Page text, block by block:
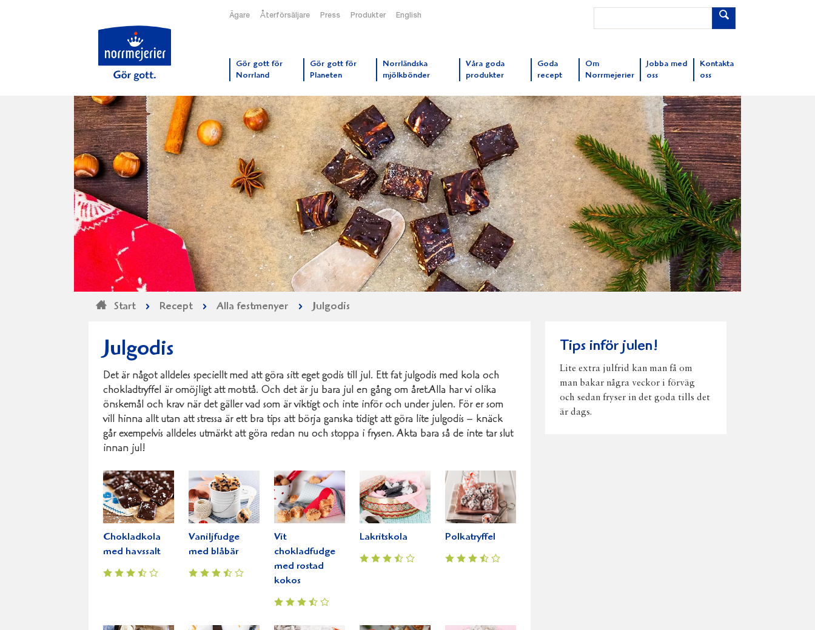
Ägare Återförsäljare Press Produkter English
Gör gott för
Norrland
Gör gott för
Planeten
Norrländska
mjölkbönder
Våra goda
produkter
Goda
recept
Om
Norrmejerier
Jobba med
oss
Kontakta
oss
Start Recept Alla festmenyer Julgodis
Julgodis
Det är något alldeles speciellt med att göra sitt eget godis till jul. Ett fat julgodis med kola och
chokladtryffel är omöjligt att motstå. Och det är ju bara jul en gång om året.Alla har vi olika
önskemål och krav när det gäller vad som är viktigt och inte inför och under julen. För er som
vill hinna allt utan att stressa är ett bra tips att börja ganska tidigt att göra lite julgodis – knäck
går exempelvis alldeles utmärkt att göra redan nu och stoppa i frysen. Akta bara så de inte tar slut
innan jul!
Chokladkola
med havssalt
Vaniljfudge
med blåbär
Vit
chokladfudge
med rostad
kokos
Lakritskola Polkatryffel
Tips inför julen!
Lite extra julfrid kan man få om
man bakar några veckor i förväg
och sedan fryser in det goda tills det
är dags.